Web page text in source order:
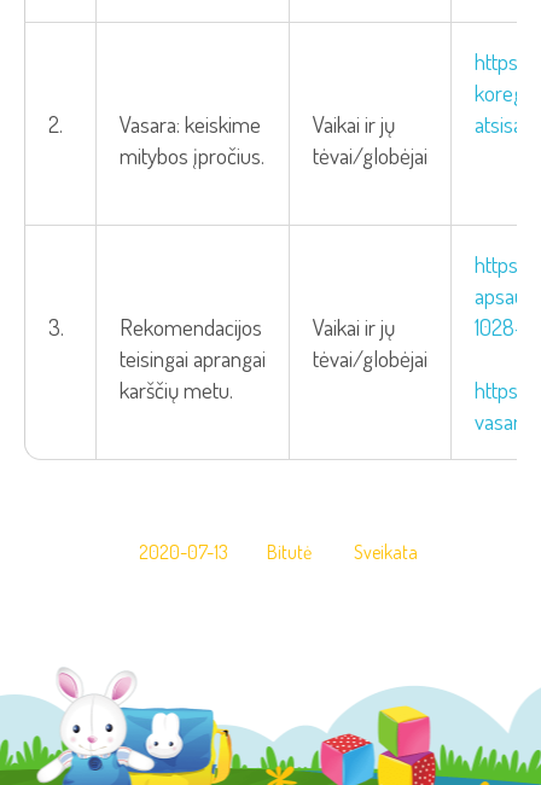
2.
Vasara: keiskime
mitybos įpročius.
Vaikai ir jų
tėvai/globėjai
3.
Rekomendacijos
teisingai aprangai
karščių metu.
Vaikai ir jų
tėvai/globėjai
1028-
2020-07-13 Bitutė Sveikata